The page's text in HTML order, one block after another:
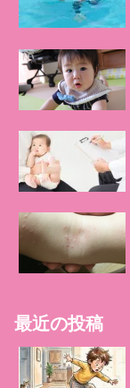
最近の投稿